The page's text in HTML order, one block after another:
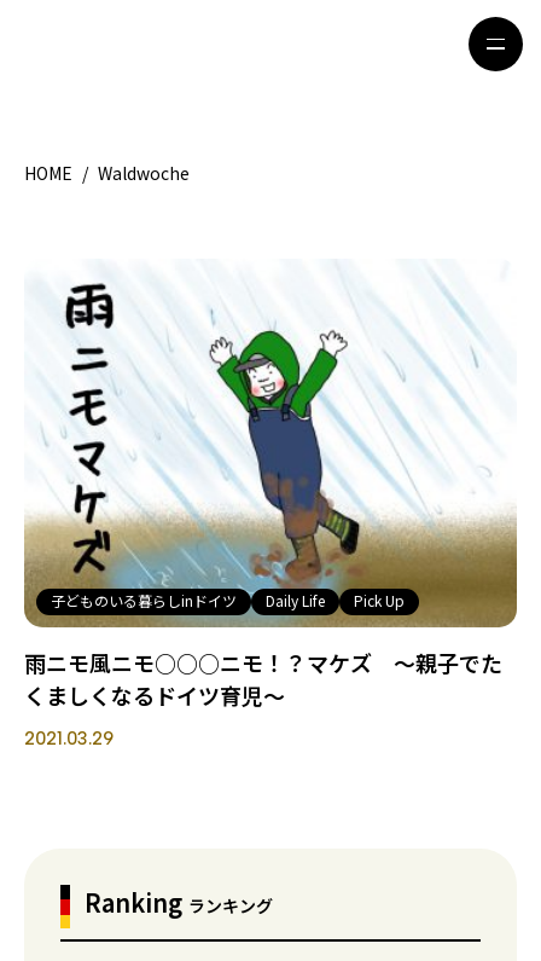
HOME
観光ガイド
留学＆キャリア
ライフスタイル
著者一覧
ライター募集
HOME / Waldwoche
子どものいる暮らしinドイツ Daily Life Pick Up
雨ニモ風ニモ○○○ニモ！？マケズ ～親子でた
くましくなるドイツ育児～
2021.03.29
Ranking ランキング